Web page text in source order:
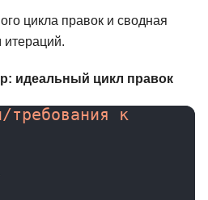
цикла правок и сводная
итераций.
идеальный цикл правок
требования к